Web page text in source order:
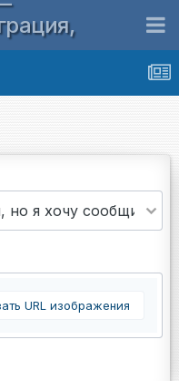
URL изображения